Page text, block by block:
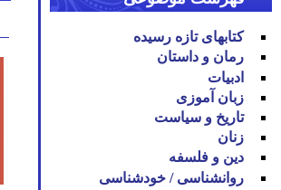
کتابهای تازه رسیده
رمان و داستان
ادبیات
زبان آموزی
تاریخ و سیاست
زنان
دین و فلسفه
روان‪شناسی / خودشناسی